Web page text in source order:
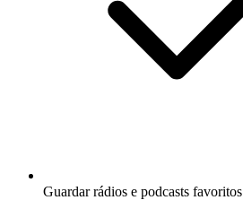
Guardar rádios e podcasts favoritos